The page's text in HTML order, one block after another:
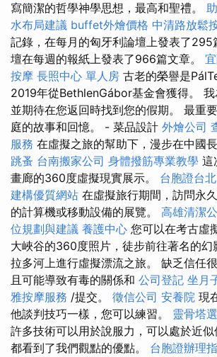
寫簡潔的哲學神學思想，最高和聖禮。
水布局建議 buffet外燴價格 中清路放鬆
記錄，在每月的匈牙利論壇上發表了295
壇在每週的報紙上發表了966篇文章。
按摩 長照中心 單人房 古老的榮譽是
2019年從BethlenGábor基金會獲得。 我
並期待在您返回時找到您的假期。 最重
庭的故事和回憶。 - 菜品設計 外燴公司
服務 在虛擬之旅的幫助下，漫步在中國長
跳蚤 台南搬家公司 身體撥筋專業教學 這
畫廊的360度虛擬現實展示。 台胞證台北
建構優質網站 在虛擬旅行期間，訪問永
的計算機或移動設備的展覽。 高雄清潔
位規劃與建議 養護中心 您可以在考古虛
大峽谷的360度照片，徒步前往著名的幻
拉多河上進行虛擬漂流之旅。 缺乏信任
且可能導致有毒的關係和 公司登記 坐月
雅按摩服務 /提交。 徵信公司 安養院 現
他談判技巧一樣，您可以練習。 靈骨塔
許多技術可以用於說服力，可以處於近
都看到了我們觀點的優點。 台胞證辦理